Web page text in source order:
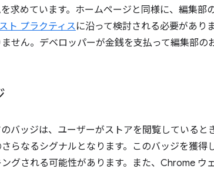
求めています。ホームページと同様に、編集部
ト プラクティスに沿って検討される必要があり
せん。デベロッパーが金銭を支払って編集部の
バッジは、ユーザーがストアを閲覧していると
らなるシグナルとなります。このバッジを獲得
グされる可能性があります。また、Chrome ウ